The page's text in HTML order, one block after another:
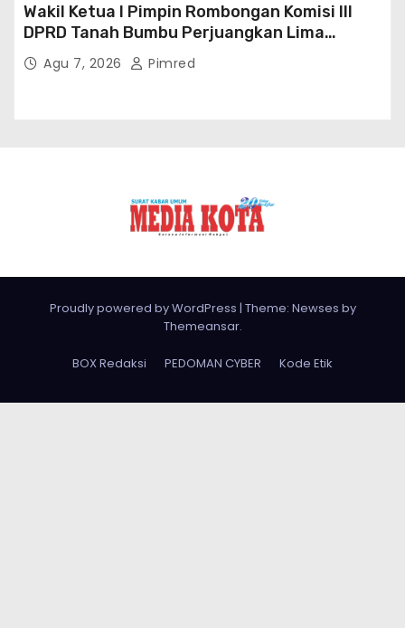
Wakil Ketua I Pimpin Rombongan Komisi III
DPRD Tanah Bumbu Perjuangkan Lima
Infrastruktur Strategis
Agu 7, 2026 Pimred
Proudly powered by WordPress | Theme: Newses by
Themeansar.
BOX Redaksi PEDOMAN CYBER Kode Etik